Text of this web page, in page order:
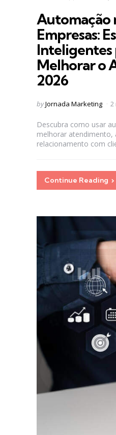
Automação
Empresas:
Inteligentes
Melhorar o
2026
Posted
byJornada Marketing 2
Descubra como usar
melhorar atendimento,
relacionamento com
Continue Reading